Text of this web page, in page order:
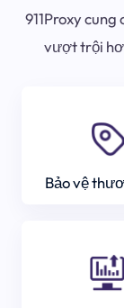
911Proxy
vượt trội
Bảo vệ